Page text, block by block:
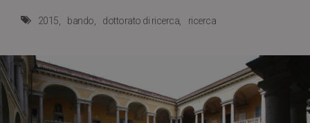
2015 bando dottorato di ricerca ricerca